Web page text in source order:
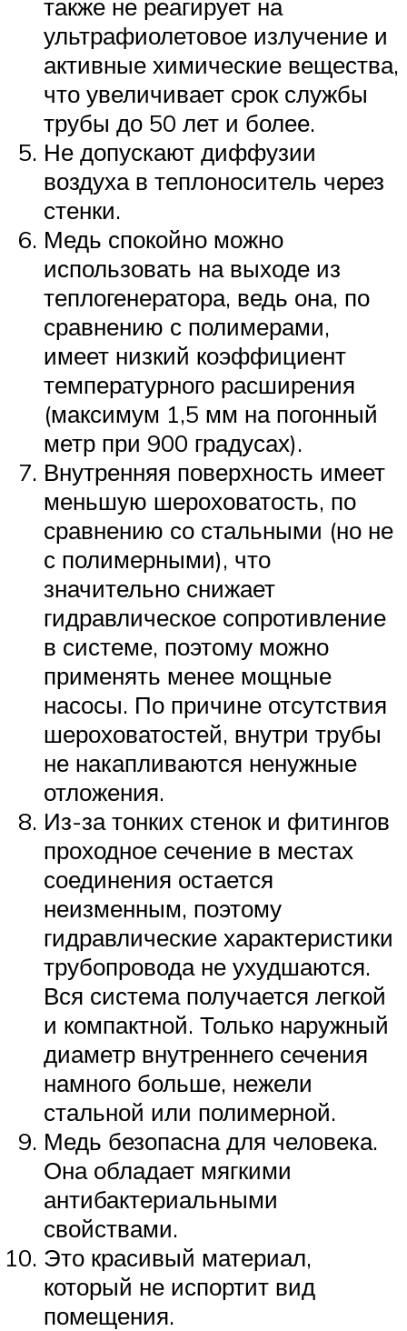
также не реагирует на
ультрафиолетовое излучение и
активные химические вещества,
что увеличивает срок службы
трубы до 50 лет и более.
Не допускают диффузии
воздуха в теплоноситель через
стенки.
Медь спокойно можно
использовать на выходе из
теплогенератора, ведь она, по
сравнению с полимерами,
имеет низкий коэффициент
температурного расширения
(максимум 1,5 мм на погонный
метр при 900 градусах).
Внутренняя поверхность имеет
меньшую шероховатость, по
сравнению со стальными (но не
с полимерными), что
значительно снижает
гидравлическое сопротивление
в системе, поэтому можно
применять менее мощные
насосы. По причине отсутствия
шероховатостей, внутри трубы
не накапливаются ненужные
отложения.
Из-за тонких стенок и фитингов
проходное сечение в местах
соединения остается
неизменным, поэтому
гидравлические характеристики
трубопровода не ухудшаются.
Вся система получается легкой
и компактной. Только наружный
диаметр внутреннего сечения
намного больше, нежели
стальной или полимерной.
Медь безопасна для человека.
Она обладает мягкими
антибактериальными
свойствами.
Это красивый материал,
который не испортит вид
помещения.